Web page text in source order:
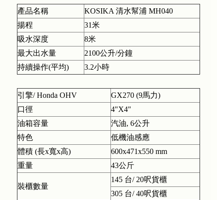
產品名稱
KOSIKA 清水幫浦 MH040
揚程
31米
吸水深度
8米
最大出水量
2100公升/分鐘
持續操作(平均)
3.2小時
引擎/ Honda OHV
GX270 (9馬力)
口徑
4"X4"
油箱容量
汽油, 6公升
特色
低機油感應
體積 (長x寬x高)
600x471x550 mm
重量
43公斤
裝櫃數量
145 台/ 20呎貨櫃
305 台/ 40呎貨櫃